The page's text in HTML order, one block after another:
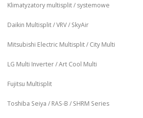
Klimatyzatory multisplit / systemowe
Daikin Multisplit / VRV / SkyAir
Mitsubishi Electric Multisplit / City Multi
LG Multi Inverter / Art Cool Multi
Fujitsu Multisplit
Toshiba Seiya / RAS-B / SHRM Series